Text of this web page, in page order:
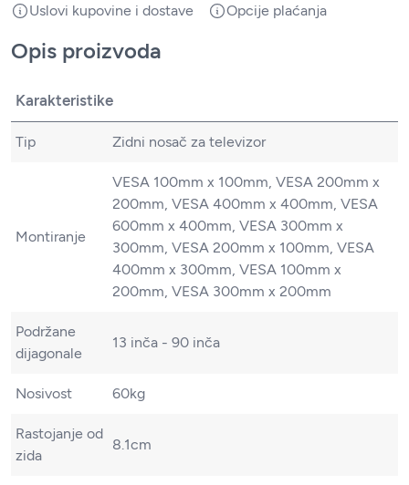
Uslovi kupovine i dostave
Opcije plaćanja
Opis proizvoda
Karakteristike
Tip Zidni nosač za televizor
Montiranje
VESA 100mm x 100mm, VESA 200mm x
200mm, VESA 400mm x 400mm, VESA
600mm x 400mm, VESA 300mm x
300mm, VESA 200mm x 100mm, VESA
400mm x 300mm, VESA 100mm x
200mm, VESA 300mm x 200mm
Podržane
dijagonale
13 inča - 90 inča
Nosivost 60kg
Rastojanje od
zida
8.1cm